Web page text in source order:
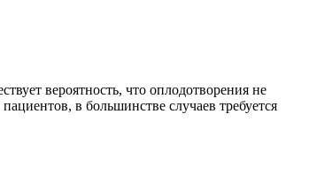
вероятность, что оплодотворения не
в большинстве случаев требуется